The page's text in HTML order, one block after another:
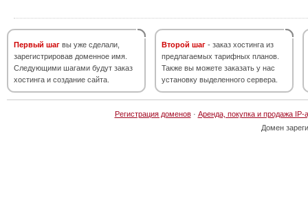
Первый шаг вы уже сделали,
зарегистрировав доменное имя.
Следующими шагами будут заказ
хостинга и создание сайта.
Второй шаг - заказ хостинга из
предлагаемых тарифных планов.
Также вы можете заказать у нас
установку выделенного сервера.
Регистрация доменов· Аренда, покупка и продажа IP-
Домен